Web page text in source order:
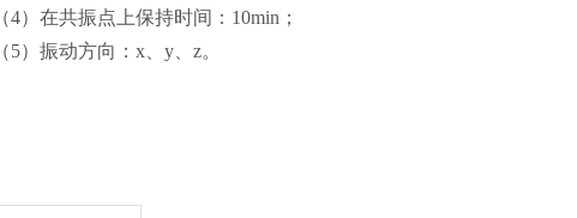
（4）在共振点上保持时间：10min；
（5）振动方向：x、y、z。